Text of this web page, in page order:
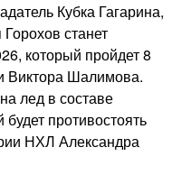
Кубка Гагарина,
станет
который пройдет 8
Виктора Шалимова.
лед в составе
противостоять
НХЛ Александра